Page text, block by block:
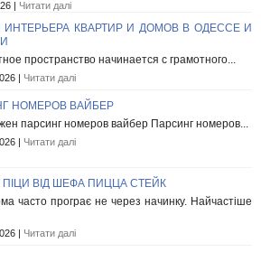
| Читати далі
ИНТЕРЬЕРА КВАРТИР И ДОМОВ В ОДЕССЕ И
пространство начинается с грамотного...
| Читати далі
НОМЕРОВ ВАЙБЕР
парсинг номеров вайбер Парсинг номеров...
| Читати далі
ПІЦИ ВІД ШЕФА ПИЦЦА СТЕЙК
часто програє не через начинку. Найчастіше
| Читати далі